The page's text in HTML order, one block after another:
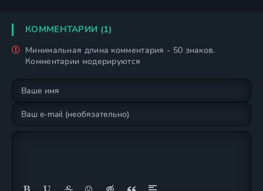
КОММЕНТАРИИ (1)
Минимальная длина комментария - 50 знаков.
Комментарии модерируются